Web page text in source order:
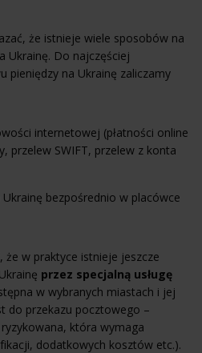
że istnieje wiele sposobów na
Ukrainę. Do najczęściej
pieniędzy na Ukrainę zaliczamy
internetowej (płatności online
przelew SWIFT, przelew z konta
bezpośrednio w placówce
że w praktyce istnieje jeszcze
przez specjalną usługę
w wybranych miastach i jej
do przekazu pocztowego –
która wymaga
dodatkowych kosztów etc.).